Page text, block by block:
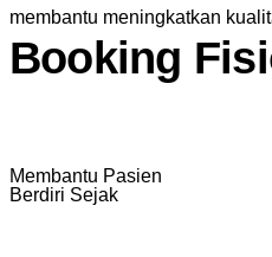
membantu meningkatkan
Booking
Membantu Pasien
Berdiri Sejak